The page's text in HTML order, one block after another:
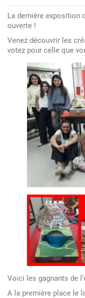
La dernière exposition
ouverte !
Venez découvrir les
votez pour celle que
Voici les gagnants de
A la première place le